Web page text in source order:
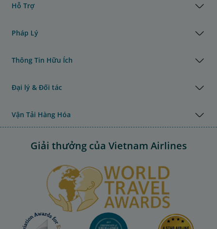
Hỗ Trợ
Pháp Lý
Thông Tin Hữu Ích
Đại lý & Đối tác
Vận Tải Hàng Hóa
Giải thưởng của Vietnam Airlines